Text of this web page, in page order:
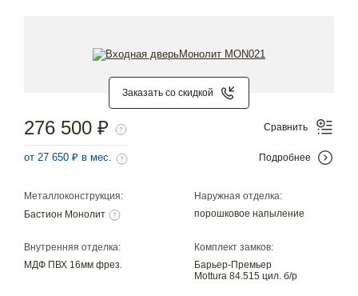
Заказать со скидкой
Металлоконструкция:
Бастион Монолит
Наружная отделка:
порошковое напыление
Внутренняя отделка:
МДФ ПВХ 16мм фрез.
Комплект замков:
Барьер-Премьер
Mottura 84.515 цил. б/р
276 500 ₽
от 27 650 ₽ в мес.
Сравнить
Подробнее